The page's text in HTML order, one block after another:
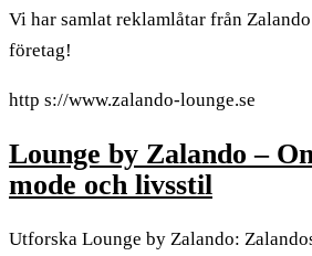
Vi har samlat reklamlåtar från
företag!
http s://www.zalando-lounge.se
Lounge by Zalando –
mode och livsstil
Utforska Lounge by Zalando: